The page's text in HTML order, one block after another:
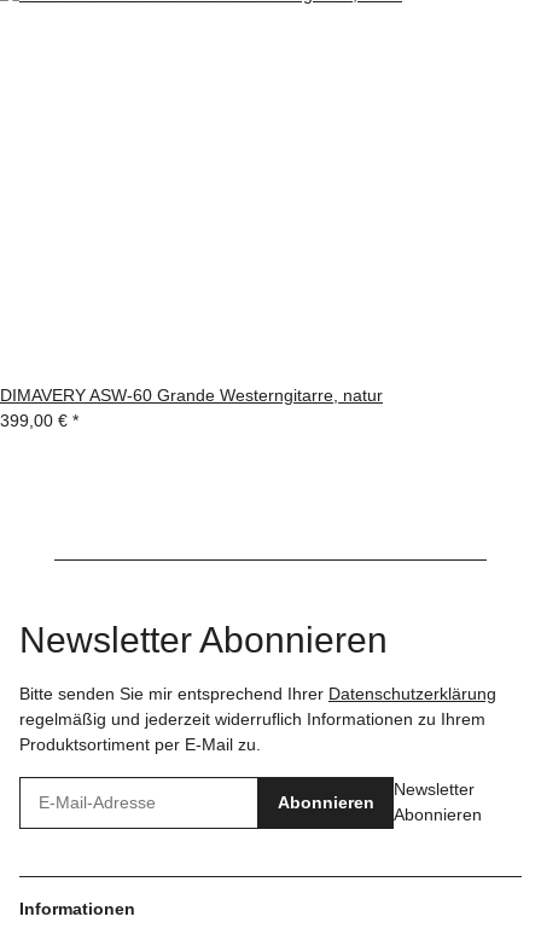
DIMAVERY ASW-60 Grande Westerngitarre, natur
399,00 € *
Newsletter Abonnieren
Bitte senden Sie mir entsprechend Ihrer Datenschutzerklärung
regelmäßig und jederzeit widerruflich Informationen zu Ihrem
Produktsortiment per E-Mail zu.
Abonnieren
Newsletter
Abonnieren
Informationen